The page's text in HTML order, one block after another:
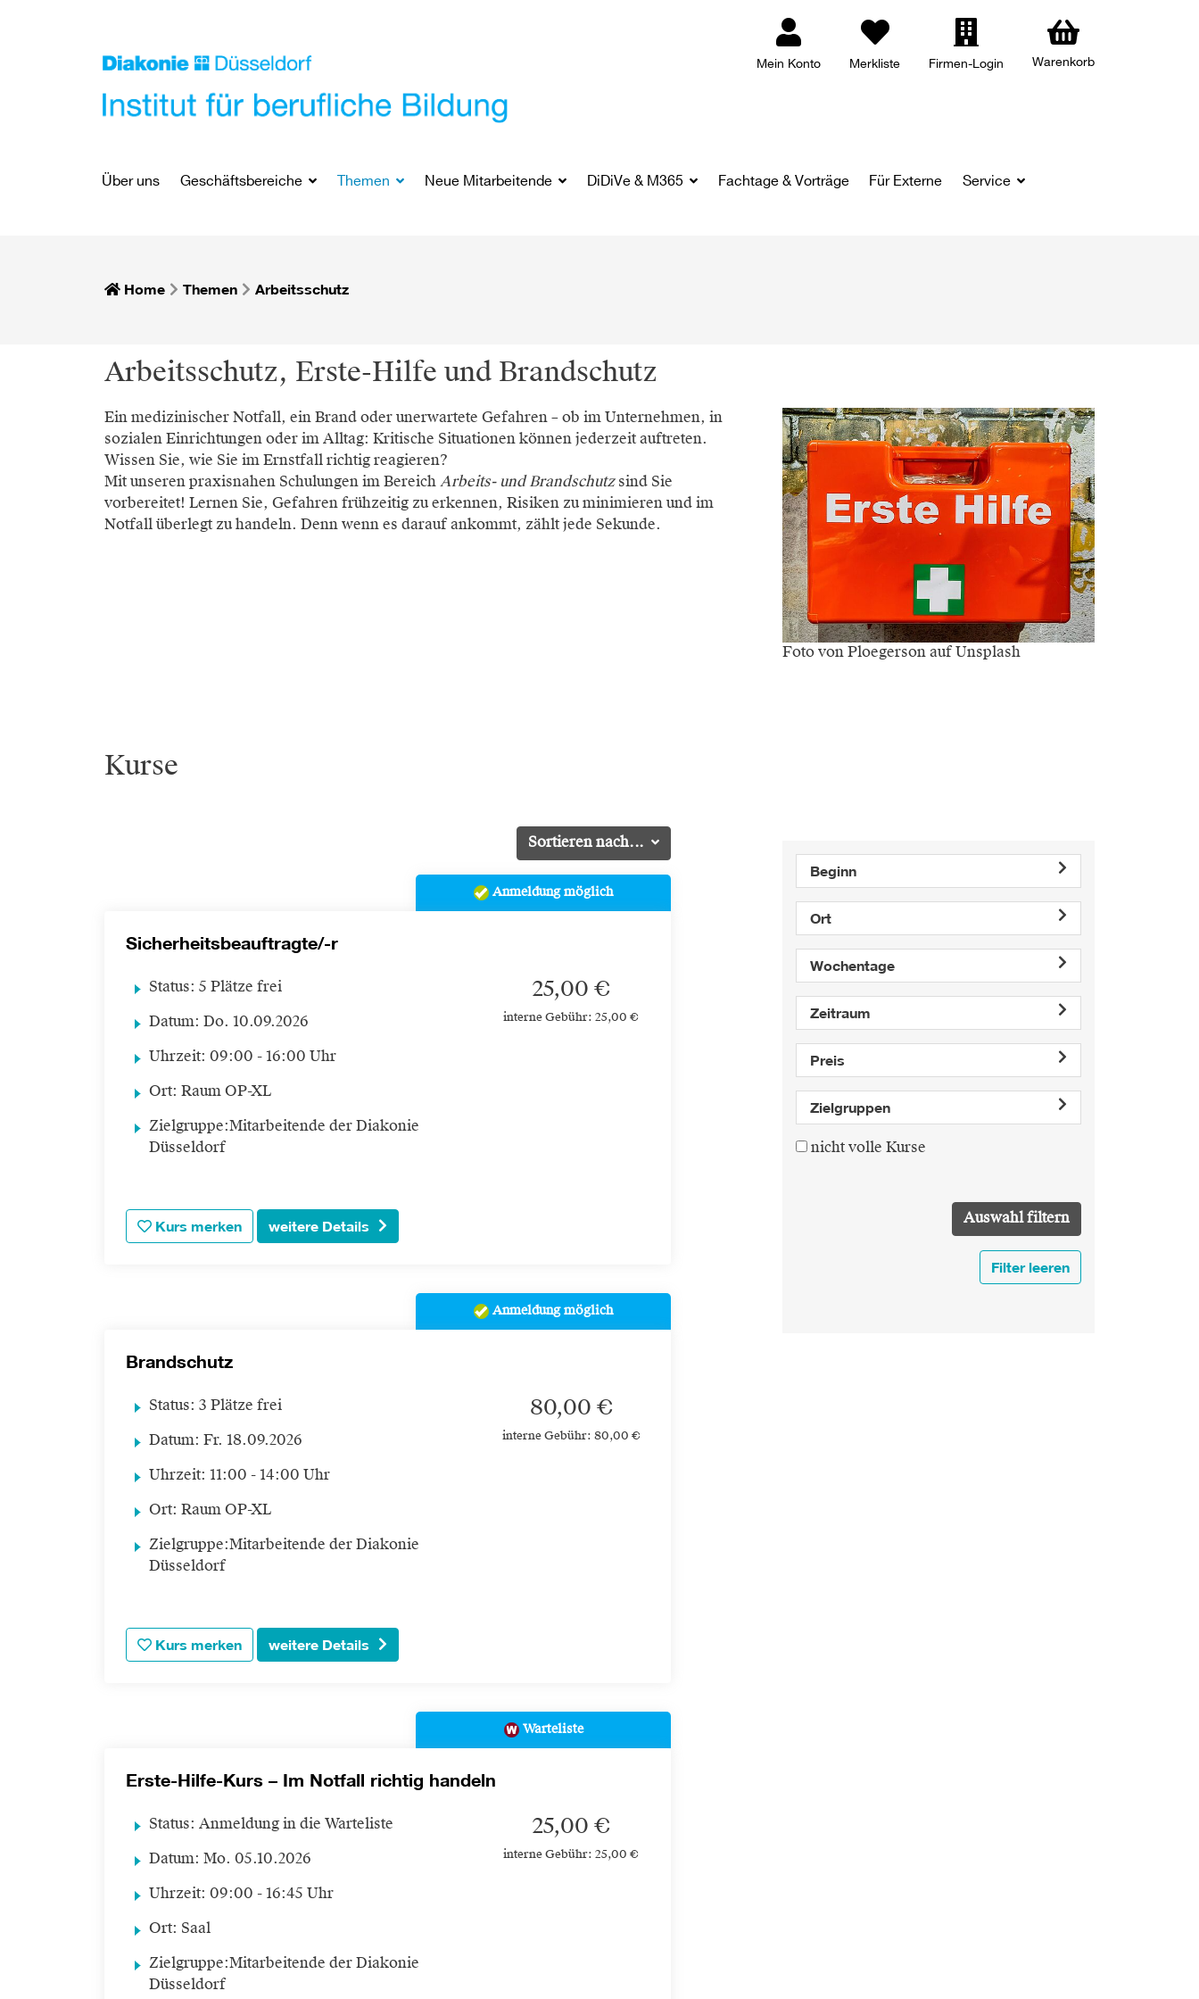
Mein Konto Merkliste Firmen-Login Warenkorb
Über uns Geschäftsbereiche Themen Neue Mitarbeitende DiDiVe & M365 Fachtage & Vorträge Für Externe Service
Home Themen Arbeitsschutz
Arbeitsschutz, Erste-Hilfe und Brandschutz
Ein medizinischer Notfall, ein Brand oder unerwartete Gefahren – ob im Unternehmen, in
sozialen Einrichtungen oder im Alltag: Kritische Situationen können jederzeit auftreten.
Wissen Sie, wie Sie im Ernstfall richtig reagieren?
Mit unseren praxisnahen Schulungen im Bereich Arbeits- und Brandschutz sind Sie
vorbereitet! Lernen Sie, Gefahren frühzeitig zu erkennen, Risiken zu minimieren und im
Notfall überlegt zu handeln. Denn wenn es darauf ankommt, zählt jede Sekunde.
Foto von Ploegerson auf Unsplash
Kurse
Sortieren nach...
Anmeldung möglich
Sicherheitsbeauftragte/-r
Status: 5 Plätze frei
Datum: Do. 10.09.2026
Uhrzeit: 09:00 - 16:00 Uhr
Ort: Raum OP-XL
Zielgruppe:Mitarbeitende der Diakonie
Düsseldorf
25,00 €
interne Gebühr: 25,00 €
Kurs merken weitere Details
Anmeldung möglich
Brandschutz
Status: 3 Plätze frei
Datum: Fr. 18.09.2026
Uhrzeit: 11:00 - 14:00 Uhr
Ort: Raum OP-XL
Zielgruppe:Mitarbeitende der Diakonie
Düsseldorf
80,00 €
interne Gebühr: 80,00 €
Kurs merken weitere Details
Warteliste
Erste-Hilfe-Kurs – Im Notfall richtig handeln
Status: Anmeldung in die Warteliste
Datum: Mo. 05.10.2026
Uhrzeit: 09:00 - 16:45 Uhr
Ort: Saal
Zielgruppe:Mitarbeitende der Diakonie
Düsseldorf
25,00 €
interne Gebühr: 25,00 €
Beginn
Ort
Wochentage
Zeitraum
Preis
Zielgruppen
nicht volle Kurse
Filter leeren